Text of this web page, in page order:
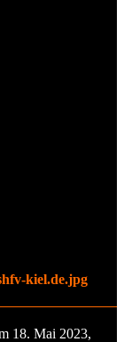
kiel.de.jpg
18. Mai 2023,